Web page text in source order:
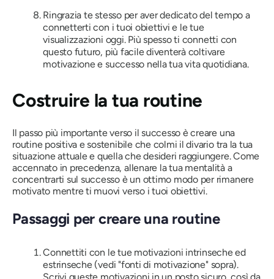
Ringrazia te stesso per aver dedicato del tempo a
connetterti con i tuoi obiettivi e le tue
visualizzazioni oggi. Più spesso ti connetti con
questo futuro, più facile diventerà coltivare
motivazione e successo nella tua vita quotidiana.
Costruire la tua routine
Il passo più importante verso il successo è creare una
routine positiva e sostenibile che colmi il divario tra la tua
situazione attuale e quella che desideri raggiungere. Come
accennato in precedenza, allenare la tua mentalità a
concentrarti sul successo è un ottimo modo per rimanere
motivato mentre ti muovi verso i tuoi obiettivi.
Passaggi per creare una routine
Connettiti con le tue motivazioni intrinseche ed
estrinseche (vedi "fonti di motivazione" sopra).